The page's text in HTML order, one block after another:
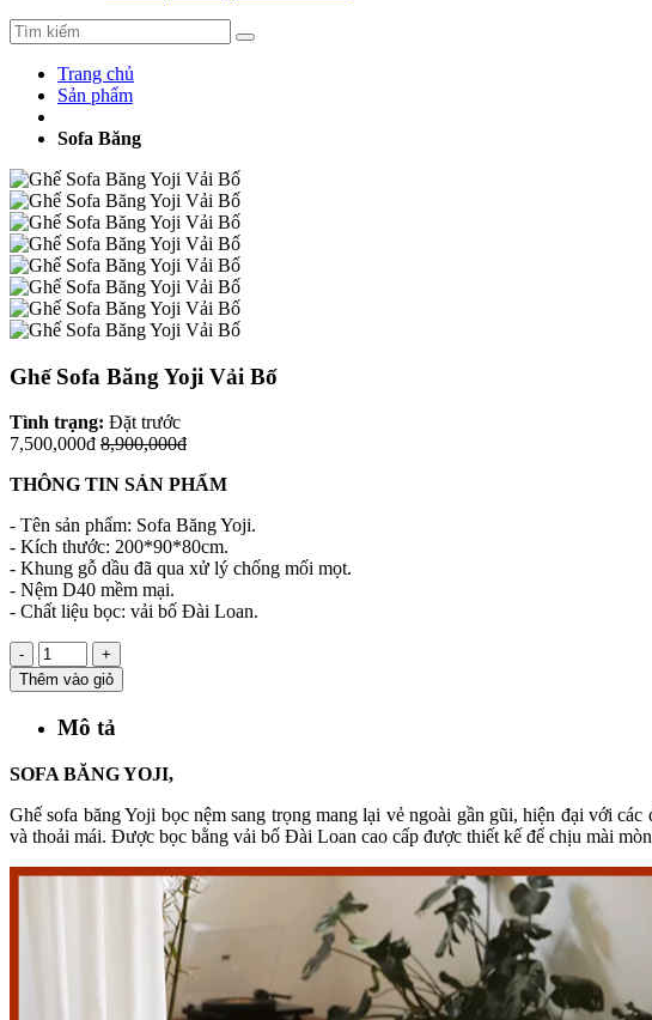
Trang chủ
Sản phẩm
Sofa Băng
Ghế Sofa Băng Yoji Vải Bố
Tình trạng: Đặt trước
7,500,000đ 8,900,000đ
THÔNG TIN SẢN PHẨM
- Tên sản phẩm: Sofa Băng Yoji.
- Kích thước: 200*90*80cm.
- Khung gỗ dầu đã qua xử lý chống mối mọt.
- Nệm D40 mềm mại.
- Chất liệu bọc: vải bố Đài Loan.
-
+
Thêm vào giỏ
Mô tả
SOFA BĂNG YOJI,
Ghế sofa băng Yoji bọc nệm sang trọng mang lại vẻ ngoài gần gũi, hiện đại với
và thoải mái. Được bọc bằng vải bố Đài Loan cao cấp được thiết kế để chịu mài